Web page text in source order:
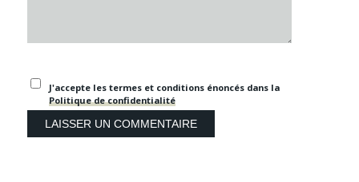
J'accepte les termes et conditions énoncés dans la
Politique de confidentialité